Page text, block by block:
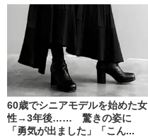
60歳でシニアモデルを始めた女
性→3年後…… 驚きの姿に
「勇気が出ました」「こん...